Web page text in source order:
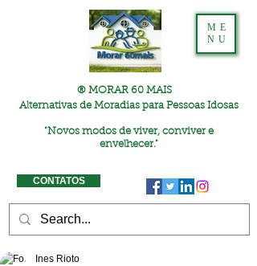
® MORAR 60 MAIS
Alternativas de Moradias para Pessoas Idosas
"Novos modos de viver, conviver e
envelhecer."
ME
NU
CONTATOS
Ines Rioto